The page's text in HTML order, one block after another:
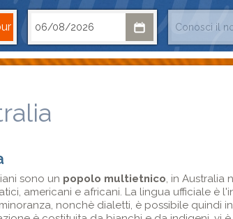
sono un popolo multietnico , in
americani e africani. La lingua ufficiale è
nonchè dialetti, è possibile quindi